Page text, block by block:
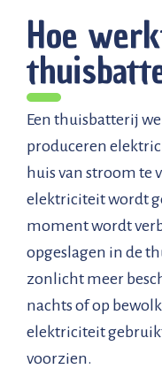
Hoe
Een thuisbatterij
produceren
huis van stroom te
elektriciteit wordt
moment wordt
opgeslagen in de
zonlicht meer
nachts of op
elektriciteit
voorzien.